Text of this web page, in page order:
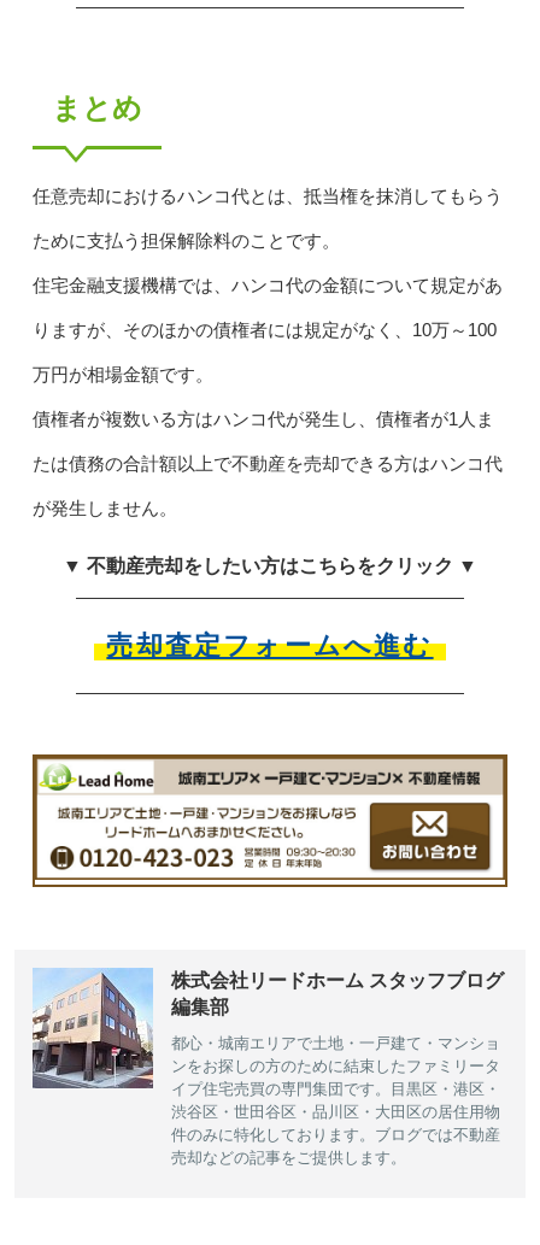
まとめ
任意売却におけるハンコ代とは、抵当権を抹消してもらう
ために支払う担保解除料のことです。
住宅金融支援機構では、ハンコ代の金額について規定があ
りますが、そのほかの債権者には規定がなく、10万～100
万円が相場金額です。
債権者が複数いる方はハンコ代が発生し、債権者が1人ま
たは債務の合計額以上で不動産を売却できる方はハンコ代
が発生しません。
▼ 不動産売却をしたい方はこちらをクリック ▼
売却査定フォームへ進む
株式会社リードホーム スタッフブログ
編集部
都心・城南エリアで土地・一戸建て・マンショ
ンをお探しの方のために結束したファミリータ
イプ住宅売買の専門集団です。目黒区・港区・
渋谷区・世田谷区・品川区・大田区の居住用物
件のみに特化しております。ブログでは不動産
売却などの記事をご提供します。